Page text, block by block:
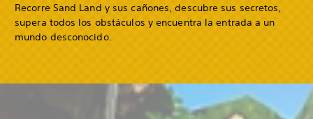
Recorre Sand Land y sus cañones, descubre sus secretos,
supera todos los obstáculos y encuentra la entrada a un
mundo desconocido.